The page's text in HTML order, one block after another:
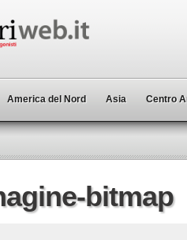
America del Nord Asia Centro
bitmap